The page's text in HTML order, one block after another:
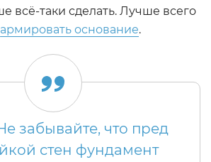
всё-таки сделать. Лучше всего
армировать основание.
забывайте, что пред
стен фундамент